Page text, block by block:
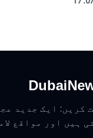
کریں: ایک جدید
ہیں اور مواقع